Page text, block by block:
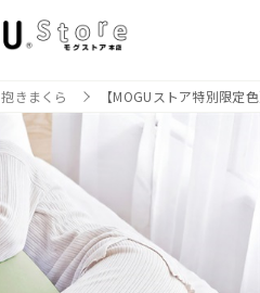
抱きまくら 【MOGUストア特別限定